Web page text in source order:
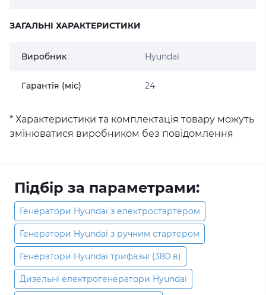
ЗАГАЛЬНІ ХАРАКТЕРИСТИКИ
Виробник Hyundai
Гарантія (міс) 24
* Характеристики та комплектація товару можуть
змінюватися виробником без повідомлення
Підбір за параметрами:
Генератори Hyundai з електростартером
Генератори Hyundai з ручним стартером
Генератори Hyundai трифазні (380 в)
Дизельні електрогенератори Hyundai